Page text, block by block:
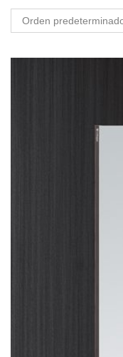
Orden